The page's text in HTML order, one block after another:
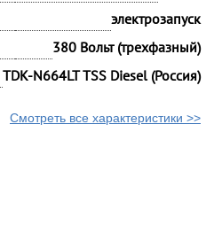
электрозапуск
380 Вольт (трехфазный)
TDK-N664LT TSS Diesel (Россия)
Смотреть все характеристики >>